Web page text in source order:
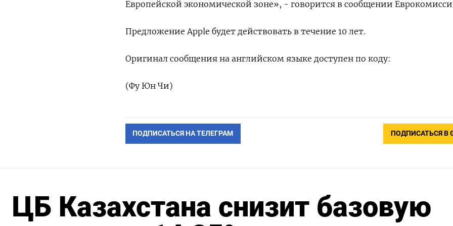
Европейской экономической зоне», - говорится в сообщении
Предложение Apple будет действовать в течение 10 лет.
Оригинал сообщения на английском языке доступен по коду:
(Фу Юн Чи)
ПОДПИСАТЬСЯ НА ТЕЛЕГРАМ ПОДПИСАТЬСЯ В
ЦБ Казахстана снизит базовую